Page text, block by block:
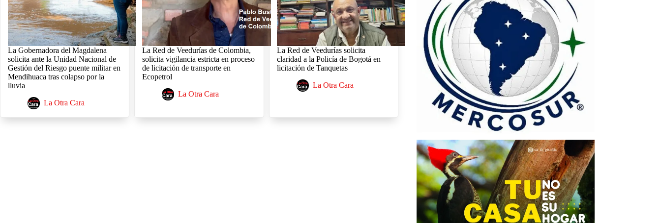
La Gobernadora del Magdalena
solicita ante la Unidad Nacional de
Gestión del Riesgo puente militar en
Mendihuaca tras colapso por la
lluvia
La Otra Cara
La Red de Veedurías de Colombia,
solicita vigilancia estricta en proceso
de licitación de transporte en
Ecopetrol
La Otra Cara
La Red de Veedurías solicita
claridad a la Policía de Bogotá en
licitación de Tanquetas
La Otra Cara